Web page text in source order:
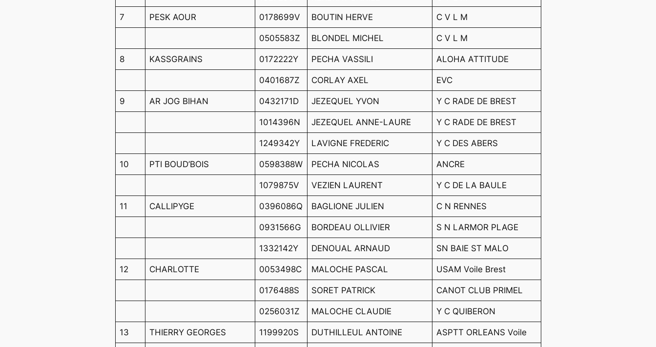
7 PESK AOUR 0178699V BOUTIN HERVE C V L M
0505583Z BLONDEL MICHEL C V L M
8 KASSGRAINS 0172222Y PECHA VASSILI ALOHA ATTITUDE
0401687Z CORLAY AXEL EVC
9 AR JOG BIHAN 0432171D JEZEQUEL YVON Y C RADE DE BREST
1014396N JEZEQUEL ANNE-LAURE Y C RADE DE BREST
1249342Y LAVIGNE FREDERIC Y C DES ABERS
10 PTI BOUD’BOIS 0598388W PECHA NICOLAS ANCRE
1079875V VEZIEN LAURENT Y C DE LA BAULE
11 CALLIPYGE 0396086Q BAGLIONE JULIEN C N RENNES
0931566G BORDEAU OLLIVIER S N LARMOR PLAGE
1332142Y DENOUAL ARNAUD SN BAIE ST MALO
12 CHARLOTTE 0053498C MALOCHE PASCAL USAM Voile Brest
0176488S SORET PATRICK CANOT CLUB PRIMEL
0256031Z MALOCHE CLAUDIE Y C QUIBERON
13 THIERRY GEORGES 1199920S DUTHILLEUL ANTOINE ASPTT ORLEANS Voile